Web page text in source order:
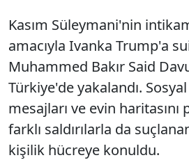
Kasım Süleymani'nin
amacıyla Ivanka Trump'a
Muhammed Bakır Said
Türkiye'de yakalandı.
mesajları ve evin haritasını
farklı saldırılarla da
kişilik hücreye konuldu.